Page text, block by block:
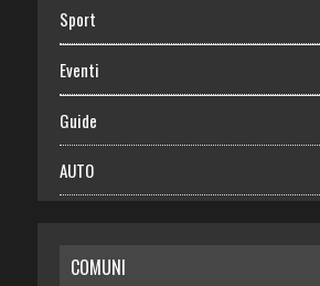
Sport
Eventi
Guide
AUTO
RISPARMIO
COMUNI